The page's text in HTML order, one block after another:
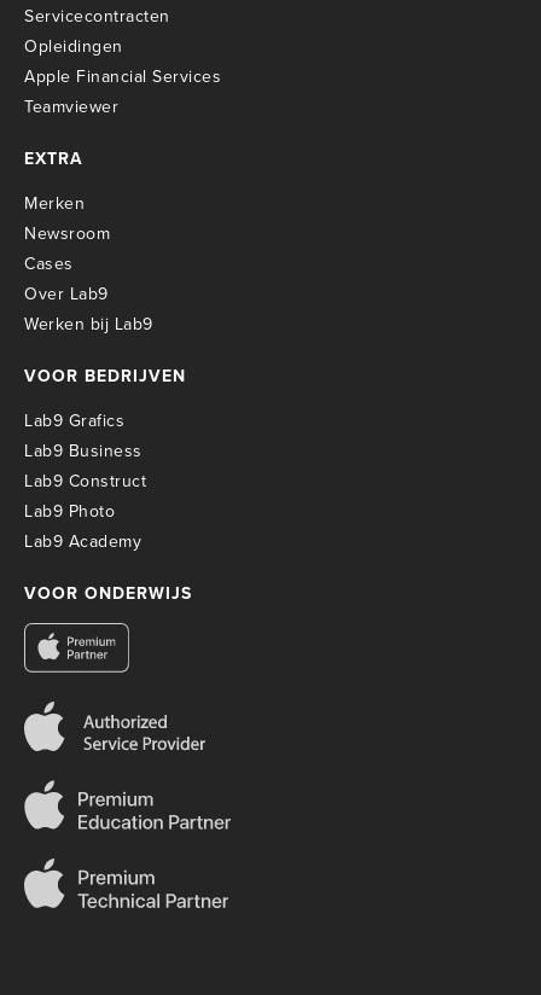
Servicecontracten
Opleidingen
Apple Financial Services
Teamviewer
EXTRA
Merken
Newsroom
Cases
Over Lab9
Werken bij Lab9
VOOR BEDRIJVEN
Lab9 Grafics
Lab9 Business
Lab9 Construct
Lab9 Photo
Lab9 Academy
VOOR ONDERWIJS